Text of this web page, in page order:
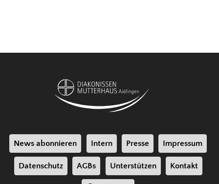
News abonnieren Intern Presse Impressum
Datenschutz AGBs Unterstützen Kontakt